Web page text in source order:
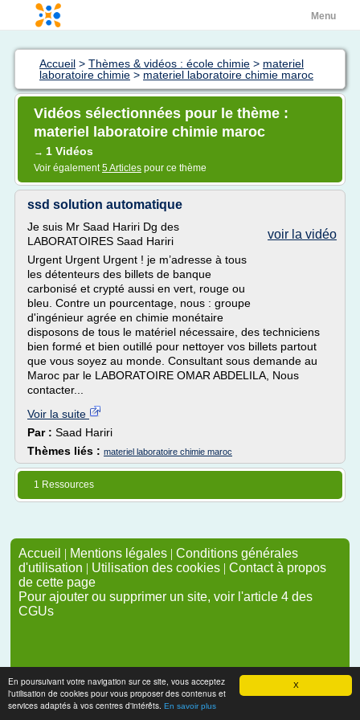
X
En poursuivant votre navigation sur ce site, vous acceptez
l'utilisation de cookies pour vous proposer des contenus et
services adaptés à vos centres d'intérêts. En savoir plus
Menu
Accueil > Thèmes & vidéos : école chimie > materiel
laboratoire chimie > materiel laboratoire chimie maroc
Vidéos sélectionnées pour le thème :
materiel laboratoire chimie maroc
→ 1 Vidéos
Voir également5 Articles pour ce thème
ssd solution automatique
voir la vidéo
Je suis Mr Saad Hariri Dg des
LABORATOIRES Saad Hariri
Urgent Urgent Urgent ! je m’adresse à tous
les détenteurs des billets de banque
carbonisé et crypté aussi en vert, rouge ou
bleu. Contre un pourcentage, nous : groupe
d'ingénieur agrée en chimie monétaire
disposons de tous le matériel nécessaire, des techniciens
bien formé et bien outillé pour nettoyer vos billets partout
que vous soyez au monde. Consultant sous demande au
Maroc par le LABORATOIRE OMAR ABDELILA, Nous
contacter...
Voir la suite
Par : Saad Hariri
Thèmes liés : materiel laboratoire chimie maroc
1 Ressources
Accueil | Mentions légales | Conditions générales
d'utilisation | Utilisation des cookies | Contact à propos
de cette page
Pour ajouter ou supprimer un site, voir l'article 4 des
CGUs